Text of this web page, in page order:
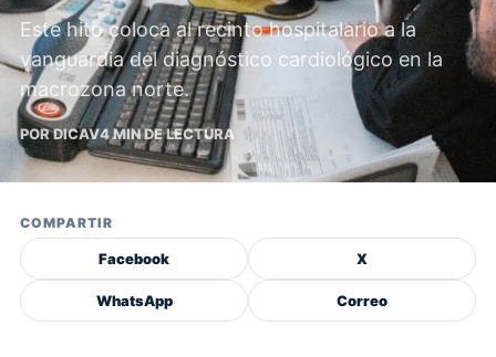
Este hito coloca al recinto hospitalario a la
vanguardia del diagnóstico cardiológico en la
macrozona norte.
POR DICAV4 MIN DE LECTURA
COMPARTIR
Facebook X
WhatsApp Correo